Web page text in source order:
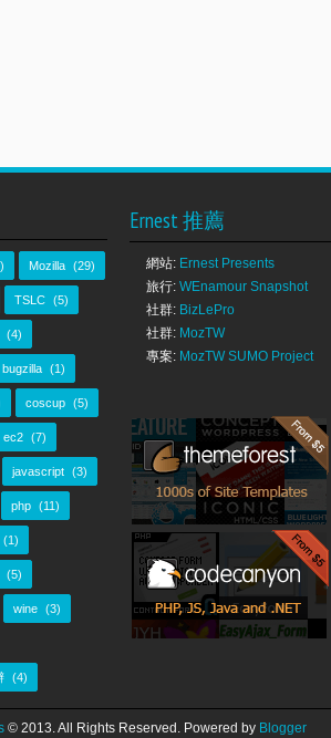
Mozilla (29)
TSLC (5)
(4)
bugzilla (1)
coscup (5)
ec2 (7)
javascript (3)
php (11)
(1)
(5)
wine (3)
(4)
Ernest 推薦
網站: Ernest Presents
旅行: WEnamour Snapshot
社群: BizLePro
社群: MozTW
專案: MozTW SUMO Project
© 2013. All Rights Reserved. Powered by Blogger